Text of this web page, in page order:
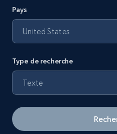
Pays
Type de recherche